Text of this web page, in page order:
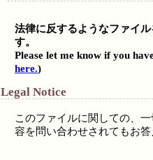
法律に反するようなファイ
す。
Please let me know if you
here.)
Legal Notice
このファイルに関しての、
容を問い合わせされてもお